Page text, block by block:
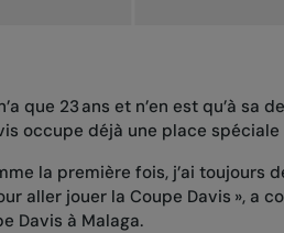
que 23 ans et n’en est qu’à
occupe déjà une place
la première fois, j’ai
aller jouer la Coupe Davis », a
Davis à Malaga.